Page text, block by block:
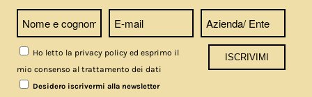
Ho letto la privacy policy ed esprimo il
mio consenso al trattamento dei dati
Desidero iscrivermi alla newsletter